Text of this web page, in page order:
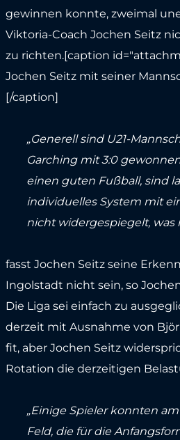
gewinnen konnte, zweimal
Viktoria-Coach Jochen Seitz
zu richten.[caption
Jochen Seitz mit seiner
[/caption]
„Generell sind U21-
Garching mit 3:0
einen guten Fußball, sind
individuelles System mit
nicht widergespiegelt, was
fasst Jochen Seitz seine
Ingolstadt nicht sein, so
Die Liga sei einfach zu
derzeit mit Ausnahme von
fit, aber Jochen Seitz
Rotation die derzeitigen
„Einige Spieler konnten
Feld, die für die